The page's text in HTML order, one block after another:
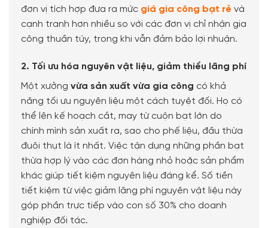
đơn vị tích hợp đưa ra mức giá gia công bạt rẻ và
cạnh tranh hơn nhiều so với các đơn vị chỉ nhận gia
công thuần túy, trong khi vẫn đảm bảo lợi nhuận.
2. Tối ưu hóa nguyên vật liệu, giảm thiểu lãng phí
Một xưởng vừa sản xuất vừa gia công có khả
năng tối ưu nguyên liệu một cách tuyệt đối. Họ có
thể lên kế hoạch cắt, may từ cuộn bạt lớn do
chính mình sản xuất ra, sao cho phế liệu, đầu thừa
đuôi thụt là ít nhất. Việc tận dụng những phần bạt
thừa hợp lý vào các đơn hàng nhỏ hoặc sản phẩm
khác giúp tiết kiệm nguyên liệu đáng kể. Số tiền
tiết kiệm từ việc giảm lãng phí nguyên vật liệu này
góp phần trực tiếp vào con số 30% cho doanh
nghiệp đối tác.